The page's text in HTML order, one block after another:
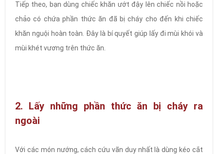
Tiếp theo, bạn dùng chiếc khăn ướt đậy lên chiếc nồi hoặc
chảo có chứa phần thức ăn đã bị cháy cho đến khi chiếc
khăn nguội hoàn toàn. Đây là bí quyết giúp lấy đi mùi khói và
mùi khét vương trên thức ăn.
2. Lấy những phần thức ăn bị cháy ra
ngoài
Với các món nướng, cách cứu vãn duy nhất là dùng kéo cắt